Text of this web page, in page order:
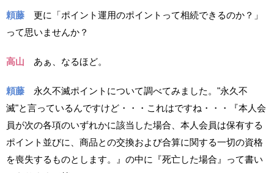
頼藤 更に「ポイント運用のポイントって相続できるのか？」
って思いませんか？
高山 あぁ、なるほど。
頼藤 永久不滅ポイントについて調べてみました。"永久不
滅"と言っているんですけど・・・これはですね・・・『本人会
員が次の各項のいずれかに該当した場合、本人会員は保有する
ポイント並びに、商品との交換および合算に関する一切の資格
を喪失するものとします。』の中に『死亡した場合』って書い